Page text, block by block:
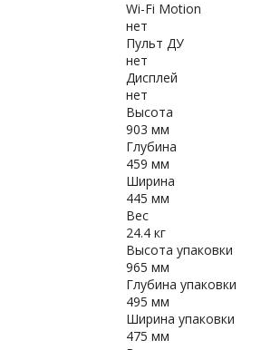
Wi-Fi Motion
нет
Пульт ДУ
нет
Дисплей
нет
Высота
903 мм
Глубина
459 мм
Ширина
445 мм
Вес
24.4 кг
Высота упаковки
965 мм
Глубина упаковки
495 мм
Ширина упаковки
475 мм